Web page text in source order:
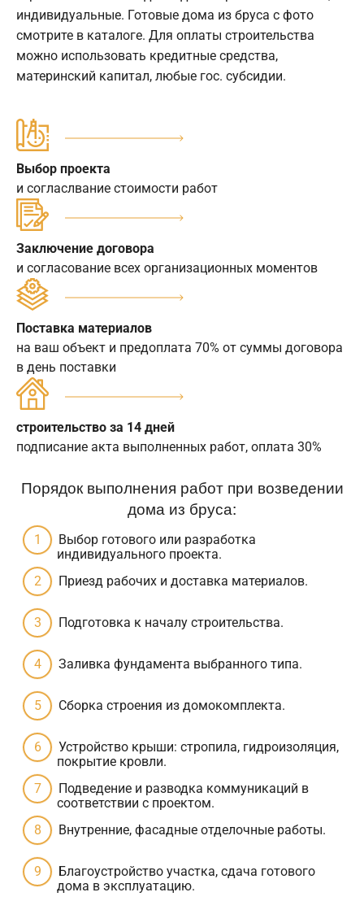
индивидуальные. Готовые дома из бруса с фото
смотрите в каталоге. Для оплаты строительства
можно использовать кредитные средства,
материнский капитал, любые гос. субсидии.
Выбор проекта
и согласлвание стоимости работ
Заключение договора
и согласование всех организационных моментов
Поставка материалов
на ваш объект и предоплата 70% от суммы договора
в день поставки
строительство за 14 дней
подписание акта выполненных работ, оплата 30%
Порядок выполнения работ при возведении
дома из бруса:
Выбор готового или разработка
индивидуального проекта.
Приезд рабочих и доставка материалов.
Подготовка к началу строительства.
Заливка фундамента выбранного типа.
Сборка строения из домокомплекта.
Устройство крыши: стропила, гидроизоляция,
покрытие кровли.
Подведение и разводка коммуникаций в
соответствии с проектом.
Внутренние, фасадные отделочные работы.
Благоустройство участка, сдача готового
дома в эксплуатацию.